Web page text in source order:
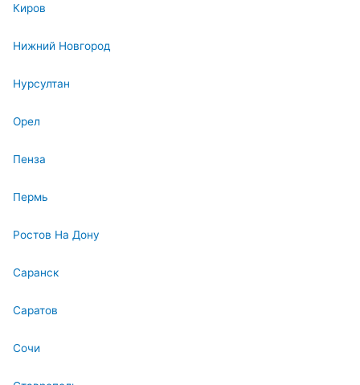
Киров
Нижний Новгород
Нурсултан
Орел
Пенза
Пермь
Ростов На Дону
Саранск
Саратов
Сочи